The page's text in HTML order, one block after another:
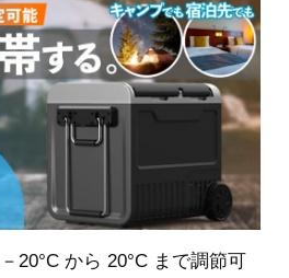
20°C から 20°C まで調節可